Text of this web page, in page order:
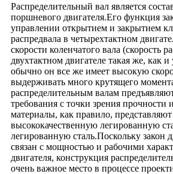
Распределительный вал является
поршневого двигателя.Его функция
управлении открытием и закрытием
распредвала в четырехтактном
скорости коленчатого вала (скорость
двухтактном двигателе такая же, как и
обычно он все же имеет высокую
выдерживать много крутящего
распределительным валам
требования с точки зрения прочности
материалы, как правило,
высококачественную легированную
легированную сталь.Поскольку закон
связан с мощностью и рабочими
двигателя, конструкция
очень важное место в процессе